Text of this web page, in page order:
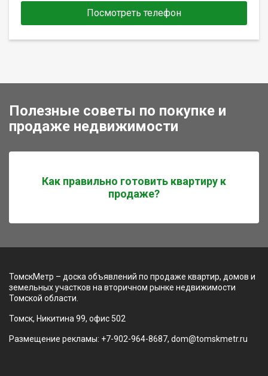
Посмотреть телефон
Полезные советы по покупке и
продаже недвижимости
Как правильно готовить квартиру к
продаже?
ТомскМетр – доска объявлений по продаже квартир, домов и
земельных участков на вторичном рынке недвижимости
Томской области.
Томск, Никитина 99, офис 502
Размещение рекламы: +7-902-964-8687, dom@tomskmetr.ru